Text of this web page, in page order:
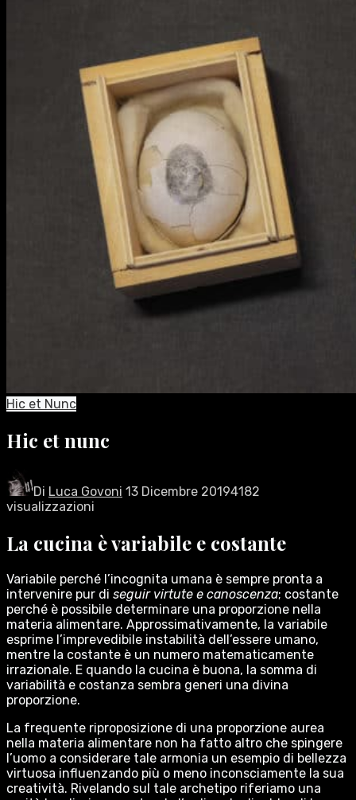
Hic et Nunc
Hic et nunc
Di Luca Govoni 13 Dicembre 20194182
visualizzazioni
La cucina è variabile e costante
Variabile perché l’incognita umana è sempre pronta a
intervenire pur di seguir virtute e canoscenza; costante
perché è possibile determinare una proporzione nella
materia alimentare. Approssimativamente, la variabile
esprime l’imprevedibile instabilità dell’essere umano,
mentre la costante è un numero matematicamente
irrazionale. E quando la cucina è buona, la somma di
variabilità e costanza sembra generi una divina
proporzione.
La frequente riproposizione di una proporzione aurea
nella materia alimentare non ha fatto altro che spingere
l’uomo a considerare tale armonia un esempio di bellezza
virtuosa influenzando più o meno inconsciamente la sua
creatività. Rivelando sul tale archetipo riferiamo una